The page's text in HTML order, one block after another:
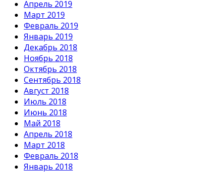
Апрель 2019
Март 2019
Февраль 2019
Январь 2019
Декабрь 2018
Ноябрь 2018
Октябрь 2018
Сентябрь 2018
Август 2018
Июль 2018
Июнь 2018
Май 2018
Апрель 2018
Март 2018
Февраль 2018
Январь 2018